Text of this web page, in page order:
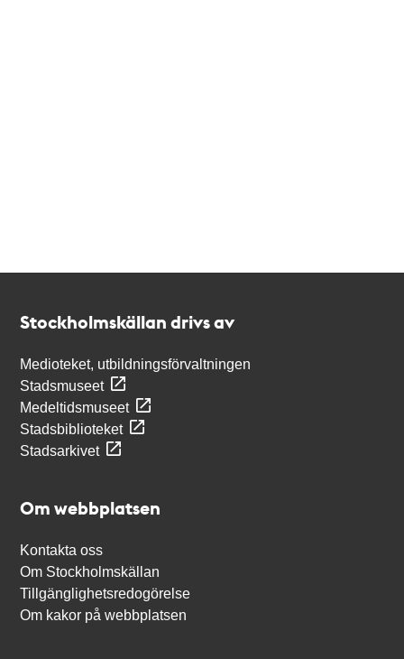
Stockholmskällan drivs av
Medioteket, utbildningsförvaltningen
Stadsmuseet
Medeltidsmuseet
Stadsbiblioteket
Stadsarkivet
Om webbplatsen
Kontakta oss
Om Stockholmskällan
Tillgänglighetsredogörelse
Om kakor på webbplatsen